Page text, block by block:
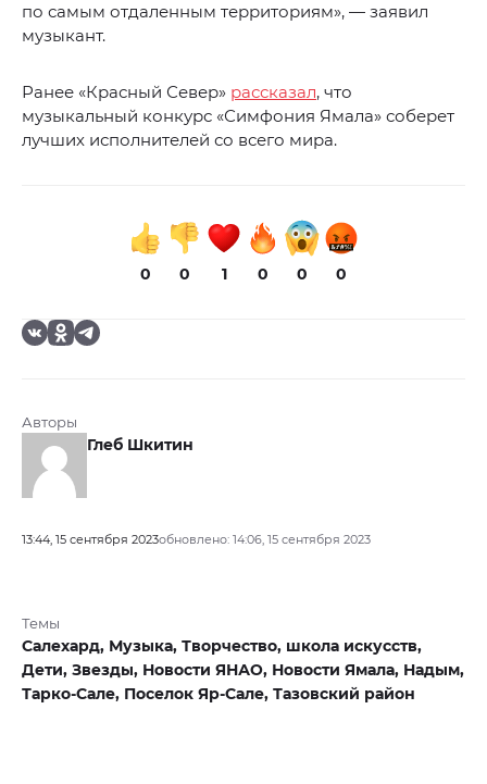
по самым отдаленным территориям», — заявил
музыкант.
Ранее «Красный Север» рассказал, что
музыкальный конкурс «Симфония Ямала» соберет
лучших исполнителей со всего мира.
0 0 1 0 0 0
Авторы
Глеб Шкитин
13:44, 15 сентября 2023обновлено: 14:06, 15 сентября 2023
Темы
Салехард, Музыка, Творчество, школа искусств,
Дети, Звезды, Новости ЯНАО, Новости Ямала, Надым,
Тарко-Сале, Поселок Яр-Сале, Тазовский район